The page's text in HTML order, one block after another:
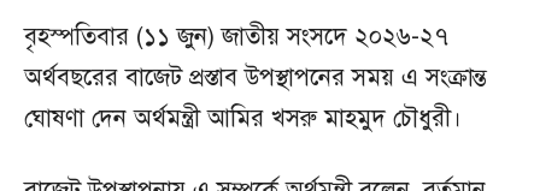
বৃহস্পতিবার (১১ জুন) জাতীয় সংসদে ২০২৬-২৭
অর্থবছরের বাজেট প্রস্তাব উপস্থাপনের সময় এ সংক্রান্ত
ঘোষণা দেন অর্থমন্ত্রী আমির খসরু মাহমুদ চৌধুরী।